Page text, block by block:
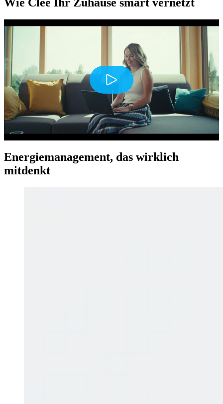
Play
Energiemanagement, das wirklich
mitdenkt